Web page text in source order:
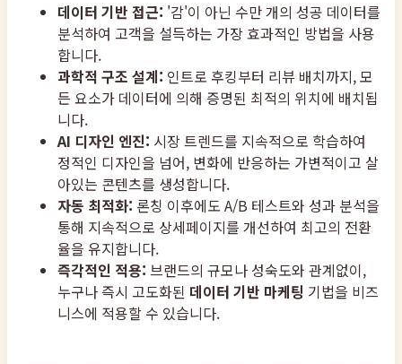
데이터 기반 접근: '감'이 아닌 수만 개의 성공 데이터를
분석하여 고객을 설득하는 가장 효과적인 방법을 사용
합니다.
과학적 구조 설계: 인트로 후킹부터 리뷰 배치까지, 모
든 요소가 데이터에 의해 증명된 최적의 위치에 배치됩
니다.
AI 디자인 엔진: 시장 트렌드를 지속적으로 학습하여
정적인 디자인을 넘어, 변화에 반응하는 가변적이고 살
아있는 콘텐츠를 생성합니다.
자동 최적화: 론칭 이후에도 A/B 테스트와 성과 분석을
통해 지속적으로 상세페이지를 개선하여 최고의 전환
율을 유지합니다.
즉각적인 적용: 브랜드의 규모나 성숙도와 관계없이,
누구나 즉시 고도화된 데이터 기반 마케팅 기법을 비즈
니스에 적용할 수 있습니다.